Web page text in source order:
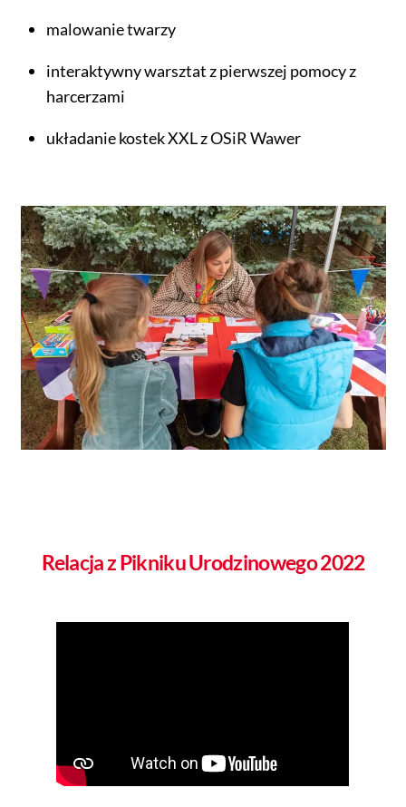
malowanie twarzy
interaktywny warsztat z pierwszej pomocy z
harcerzami
układanie kostek XXL z OSiR Wawer
Relacja z Pikniku Urodzinowego 2022